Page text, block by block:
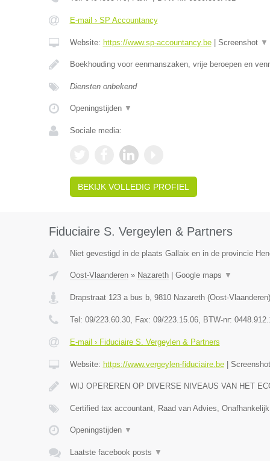
E-mail › SP Accountancy
Website: https://www.sp-accountancy.be| Screenshot ▼
Boekhouding voor eenmanszaken, vrije beroepen en
Diensten onbekend
Openingstijden ▼
Sociale media:
BEKIJK VOLLEDIG PROFIEL
Fiduciaire S. Vergeylen & Partners
Niet gevestigd in de plaats Gallaix en in de provincie
Oost-Vlaanderen» Nazareth| Google maps ▼
Drapstraat 123 a bus b, 9810 Nazareth(Oost-Vlaanderen)
Tel: 09/223.60.30, Fax: 09/223.15.06, BTW-nr:
E-mail › Fiduciaire S. Vergeylen & Partners
Website: https://www.vergeylen-fiduciaire.be| Screenshot
WIJ OPEREREN OP DIVERSE NIVEAUS VAN HET
Certified tax accountant, Raad van Advies,
Openingstijden ▼
Laatste facebook posts ▼